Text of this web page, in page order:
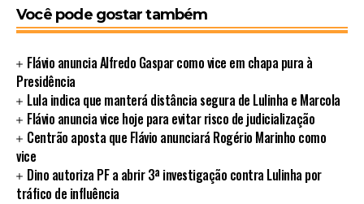
Você pode gostar também
Flávio anuncia Alfredo Gaspar como vice em chapa pura à
Presidência
Lula indica que manterá distância segura de Lulinha e Marcola
Flávio anuncia vice hoje para evitar risco de judicialização
Centrão aposta que Flávio anunciará Rogério Marinho como
vice
Dino autoriza PF a abrir 3ª investigação contra Lulinha por
tráfico de influência